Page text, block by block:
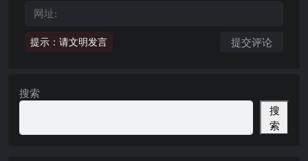
提示：请文明发言
搜索
搜
索